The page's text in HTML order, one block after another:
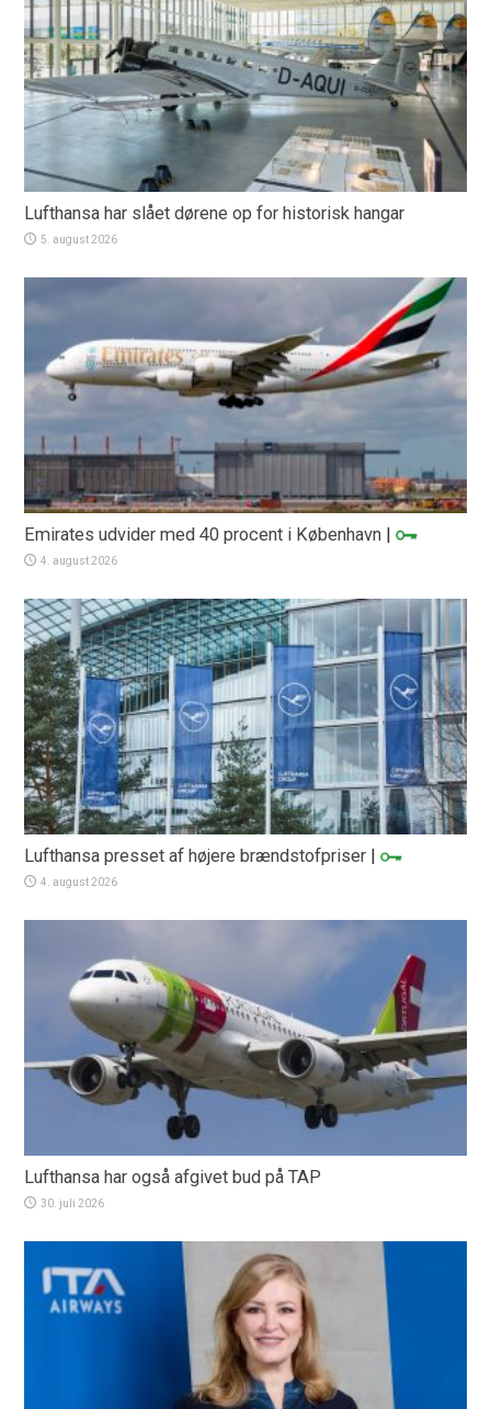
Lufthansa har slået dørene op for historisk hangar
5. august 2026
Emirates udvider med 40 procent i København |
4. august 2026
Lufthansa presset af højere brændstofpriser |
4. august 2026
Lufthansa har også afgivet bud på TAP
30. juli 2026